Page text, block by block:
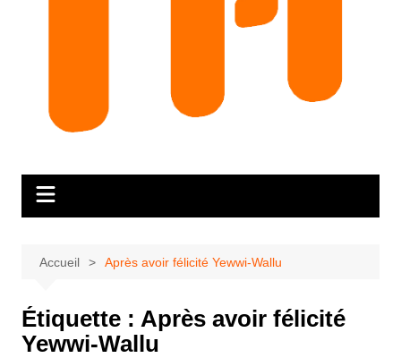
Accueil Après avoir félicité Yewwi-Wallu
Étiquette : Après avoir félicité
Yewwi-Wallu